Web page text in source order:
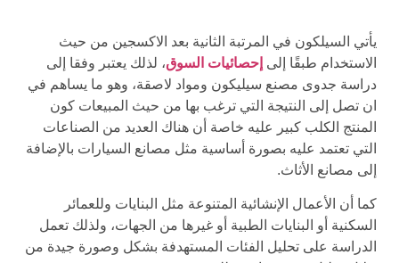
يأتي السيلكون في المرتبة الثانية بعد الاكسجين من حيث
الاستخدام طبقًا إلى إحصائيات السوق، لذلك يعتبر وفقا إلى
دراسة جدوى مصنع سيليكون ومواد لاصقة، وهو ما يساهم في
ان تصل إلى النتيجة التي ترغب بها من حيث المبيعات كون
المنتج الكلب كبير عليه خاصة أن هناك العديد من الصناعات
التي تعتمد عليه بصورة أساسية مثل مصانع السيارات بالإضافة
إلى مصانع الأثاث.
كما أن الأعمال الإنشائية المتنوعة مثل البنايات وللعمائر
السكنية أو البنايات الطبية أو غيرها من الجهات، ولذلك تعمل
الدراسة على تحليل الفئات المستهدفة بشكل وصورة جيدة من